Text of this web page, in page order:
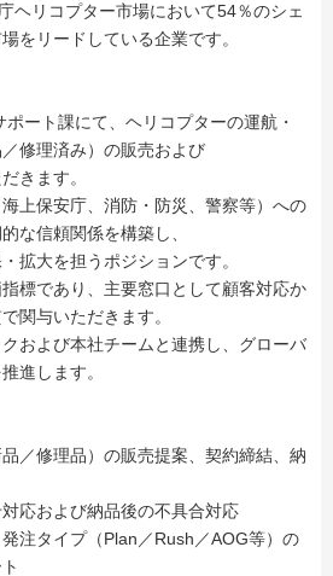
ヘリコプター市場において54％のシェ
をリードしている企業です。
ート課にて、ヘリコプターの運航・
修理済み）の販売および
きます。
上保安庁、消防・防災、警察等）への
な信頼関係を構築し、
拡大を担うポジションです。
標であり、主要窓口として顧客対応か
関与いただきます。
および本社チームと連携し、グローバ
進します。
／修理品）の販売提案、契約締結、納
応および納品後の不具合対応
注タイプ（Plan／Rush／AOG等）の